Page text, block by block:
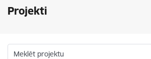
Projekti
Meklēt projektu